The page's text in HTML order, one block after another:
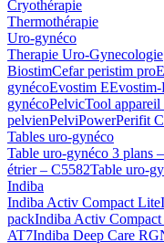
Cryothérapie
Thermothérapie
Uro-gynéco
Therapie Uro-Gynecologie
BiostimCefar peristim pro
gynécoEvostim EEvostim-
gynécoPelvicTool appareil
pelvienPelviPowerPerifit
Tables uro-gynéco
Table uro-gynéco 3 plans
étrier – C5582Table uro-
Indiba
Indiba Activ Compact Lite
packIndiba Activ Compact
AT7Indiba Deep Care